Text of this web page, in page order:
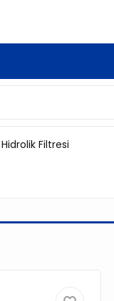
Hidrolik Filtresi